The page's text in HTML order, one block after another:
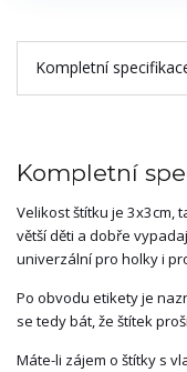
Kompletní
Kompletní
Velikost štítku je 3x3cm,
větší děti a dobře
univerzální pro holky i
Po obvodu etikety je
se tedy bát, že štítek
Máte-li zájem o štítky s